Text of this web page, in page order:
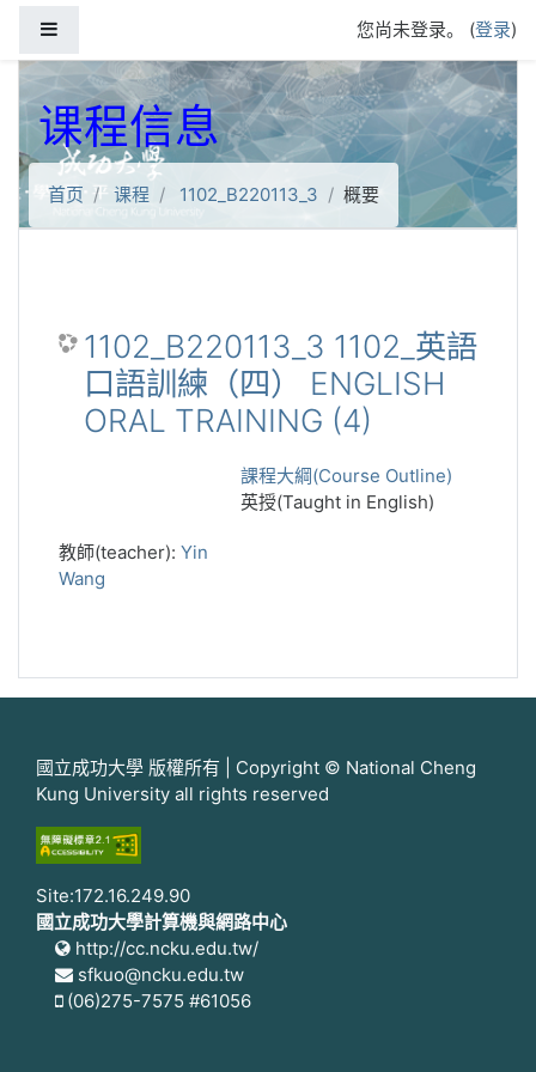
您尚未登录。 (登录)
课程信息
首页 课程 1102_B220113_3 概要
1102_B220113_3 1102_英語
口語訓練（四） ENGLISH
ORAL TRAINING (4)
課程大綱(Course Outline)
英授(Taught in English)
教師(teacher): Yin
Wang
國立成功大學 版權所有 | Copyright © National Cheng
Kung University all rights reserved
Site:172.16.249.90
國立成功大學計算機與網路中心
http://cc.ncku.edu.tw/
sfkuo@ncku.edu.tw
(06)275-7575 #61056